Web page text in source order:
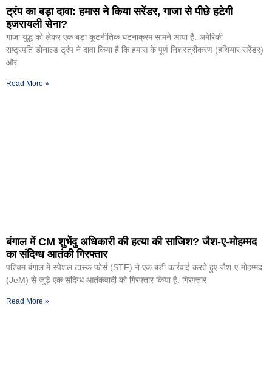
ट्रंप का बड़ा दावा: हमास ने किया सरेंडर, गाजा से पीछे हटेगी
इजरायली सेना?
गाजा युद्ध को लेकर एक बड़ा कूटनीतिक घटनाक्रम सामने आया है. अमेरिकी
राष्ट्रपति डोनाल्ड ट्रंप ने दावा किया है कि हमास के पूर्ण निशस्त्रीकरण (हथियार सरेंडर)
और
Read More »
बंगाल में CM शुभेंदु अधिकारी की हत्या की साजिश? जैश-ए-मोहम्मद
का संदिग्ध आतंकी गिरफ्तार
पश्चिम बंगाल में स्पेशल टास्क फोर्स (STF) ने एक बड़ी कार्रवाई करते हुए जैश-ए-मोहम्मद
(JeM) से जुड़े एक संदिग्ध आतंकवादी को गिरफ्तार किया है. गिरफ्तार
Read More »